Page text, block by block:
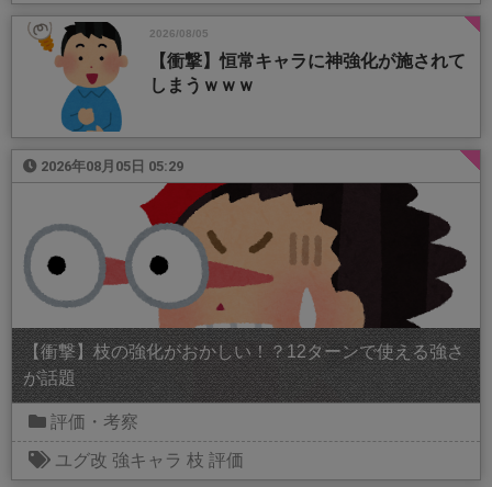
2026/08/05
【衝撃】恒常キャラに神強化が施されて
しまうｗｗｗ
2026年08月05日 05:29
【衝撃】枝の強化がおかしい！？12ターンで使える強さ
が話題
評価・考察
ユグ改 強キャラ 枝 評価